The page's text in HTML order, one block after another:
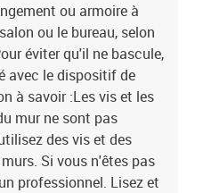
ou armoire à
ou le bureau, selon
éviter qu'il ne bascule,
avec le dispositif de
à savoir :Les vis et les
mur ne sont pas
des vis et des
Si vous n'êtes pas
professionnel. Lisez et